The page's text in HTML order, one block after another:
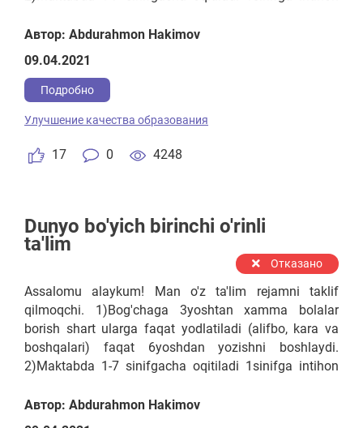
boshqalari) o'tolmasa 9yoshdan avtomatik qabul
qilinadi. 3)Kollej ta'limi 1-4 kursgacha o'qitiladi.
Kollejgaxam intixon asosida qabul qilinadi agar testan
o'tolmasa 16yoshdan avtomatik qabul qilinadi.
4)Institutga 4yil o'qitiladi 1-4 kursgacha o'qitiladi 2yil
o'qidi va 2yil o'zini soxasida (tekinga) ishlaydi
davlatga. Qizbolar va O'g'ilbolar alohida o'qishi kerak
Maktabda, Kollejda va Instituda.
Автор: Abdurahmon Hakimov
09.04.2021
Подробно
17 0 4248
Улучшение качества образования
Dunyo bo'yich birinchi o'rinli
ta'lim
Отказано
Assalomu alaykum! Man o'z ta'lim rejamni taklif
qilmoqchi. 1)Bog'chaga 3yoshtan xamma bolalar
borish shart ularga faqat yodlatiladi (alifbo, kara va
boshqalari) faqat 6yoshdan yozishni boshlaydi.
2)Maktabda 1-7 sinifgacha oqitiladi 1sinifga intihon
boshqalari) o'tolmasa 9yoshdan avtomatik qabul
qilinadi. 3)Kollej ta'limi 1-4 kursgacha o'qitiladi.
Автор: Abdurahmon Hakimov